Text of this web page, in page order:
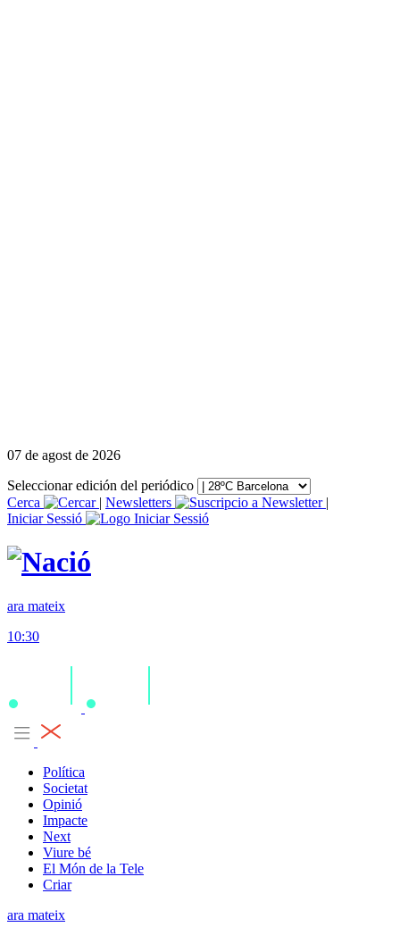
07 de agost de 2026
Seleccionar edición del periódico
Cerca
| Newsletters
|
Iniciar Sessió
ara mateix
10:30
Política
Societat
Opinió
Impacte
Next
Viure bé
El Món de la Tele
Criar
ara mateix